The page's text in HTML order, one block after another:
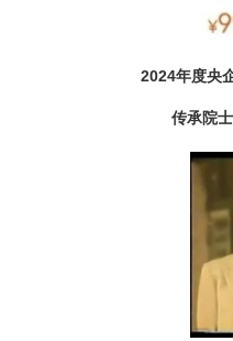
2024年度央
传承院